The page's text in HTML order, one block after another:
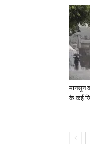
मानसून
के कई